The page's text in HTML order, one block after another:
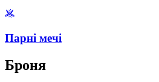
Парні мечі
Броня